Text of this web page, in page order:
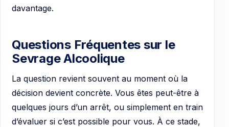
davantage.
Questions Fréquentes sur le
Sevrage Alcoolique
La question revient souvent au moment où la
décision devient concrète. Vous êtes peut-être à
quelques jours d’un arrêt, ou simplement en train
d’évaluer si c’est possible pour vous. À ce stade,